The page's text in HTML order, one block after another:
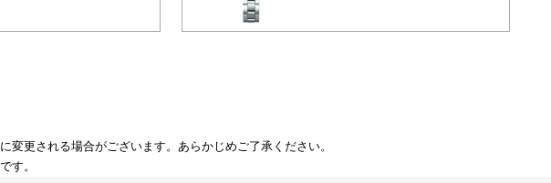
変更される場合がございます。あらかじめご了承ください。
す。